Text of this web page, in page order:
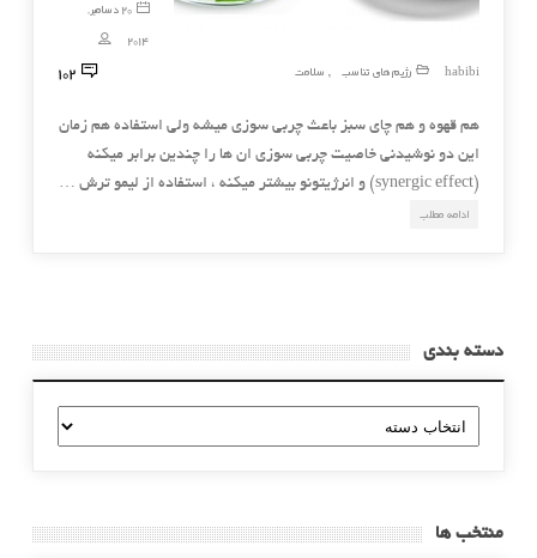
20 دسامبر,
2014
habibi
رژیم های تناسب , سلامت 102
هم قهوه و هم چاى سبز باعث چربى سوزى ميشه ولى استفاده هم زمان
اين دو نوشيدنى خاصيت چربى سوزى ان ها را چندين برابر ميكنه
(synergic effect) و انرژيتونو بيشتر ميكنه ، استفاده از ليمو ترش …
ادامه مطلب
دسته بندی
دسته
بندی
منتخب ها